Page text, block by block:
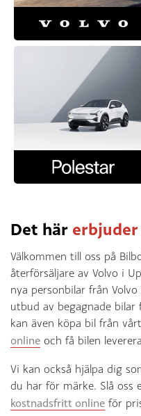
23 december öppet till kl.
24 december Julafton
25 december Juldagen
26 december Annandag
30 december öppet till kl.
31 december Nyårsafton
Det här
Välkommen till oss på
återförsäljare av Volvo i
nya personbilar från
utbud av begagnade bilar
kan även köpa bil från vårt
online och få bilen
Vi kan också hjälpa dig
du har för märke. Slå oss
kostnadsfritt online för